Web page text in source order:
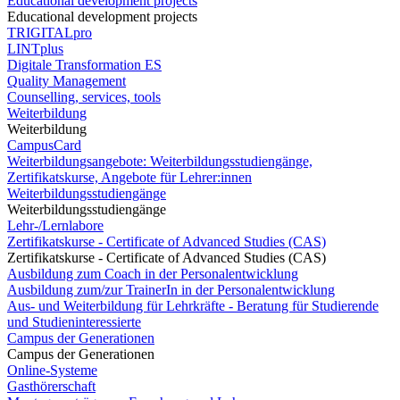
Educational development projects
TRIGITALpro
LINTplus
Digitale Transformation ES
Quality Management
Counselling, services, tools
Weiterbildung
Weiterbildung
CampusCard
Weiterbildungsangebote: Weiterbildungsstudiengänge,
Zertifikatskurse, Angebote für Lehrer:innen
Weiterbildungsstudiengänge
Weiterbildungsstudiengänge
Lehr-/Lernlabore
Zertifikatskurse - Certificate of Advanced Studies (CAS)
Zertifikatskurse - Certificate of Advanced Studies (CAS)
Ausbildung zum Coach in der Personalentwicklung
Ausbildung zum/zur TrainerIn in der Personalentwicklung
Aus- und Weiterbildung für Lehrkräfte - Beratung für Studierende
und Studieninteressierte
Campus der Generationen
Campus der Generationen
Online-Systeme
Gasthörerschaft